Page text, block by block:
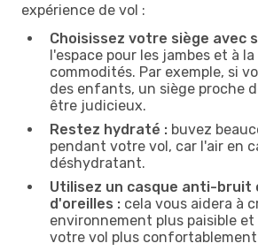
expérience de vol :
Choisissez votre siège avec
l'espace pour les jambes et à
commodités. Par exemple, si
des enfants, un siège proche
être judicieux.
Restez hydraté : buvez
pendant votre vol, car l'air en
déshydratant.
Utilisez un casque anti-bruit
d'oreilles : cela vous aidera à
environnement plus paisible
votre vol plus